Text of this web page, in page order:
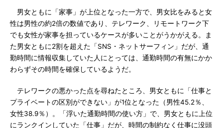
男女ともに「家事」が上位となった一方で、男女比をみると女
性は男性の約2倍の数値であり、テレワーク、リモートワーク下
でも女性が家事を担っているケースが多いことがうかがえる。ま
た男女ともに2割を超えた「SNS・ネットサーフィン」だが、通
勤時間に情報収集していた人にとっては、通勤時間の有無にかか
わらずその時間を確保しているようだ。
テレワークの悪かった点を尋ねたところ、男女ともに「仕事と
プライベートの区別ができない」が1位となった（男性45.2％、
女性38.9％）。「浮いた通勤時間の使い方」で、男女ともに上位
にランクインしていた「仕事」だが、時間の制約なく仕事に没頭